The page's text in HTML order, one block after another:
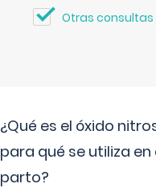
Otras consultas
¿Qué es el óxido
para qué se utiliza en
parto?